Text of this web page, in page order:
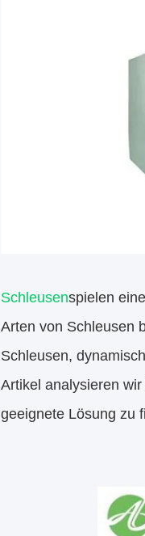
Schleusenspielen
Arten von Schleusen
Schleusen,
Artikel analysieren
geeignete Lösung zu